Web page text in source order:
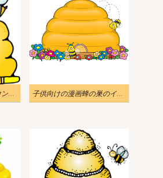
蜂の巣のイラストをダウンロード シンプル 子供向けの漫画蜂の巣のイラスト